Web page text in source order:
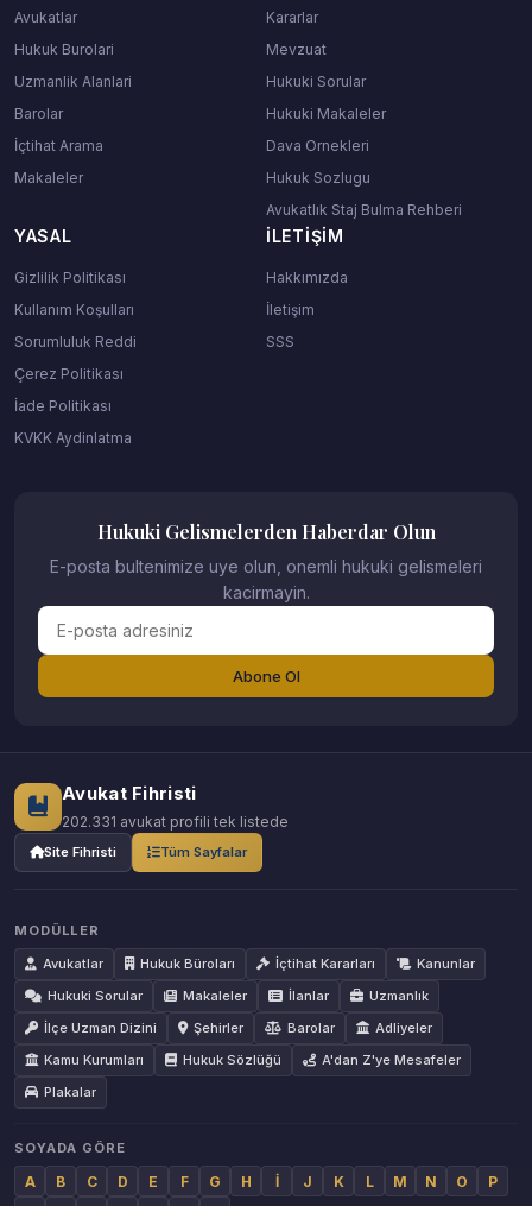
Avukatlar
Hukuk Burolari
Uzmanlik Alanlari
Barolar
İçtihat Arama
Makaleler
Kararlar
Mevzuat
Hukuki Sorular
Hukuki Makaleler
Dava Ornekleri
Hukuk Sozlugu
Avukatlık Staj Bulma Rehberi
YASAL
Gizlilik Politikası
Kullanım Koşulları
Sorumluluk Reddi
Çerez Politikası
İade Politikası
KVKK Aydinlatma
İLETIŞIM
Hakkımızda
İletişim
SSS
Hukuki Gelismelerden Haberdar Olun
E-posta bultenimize uye olun, onemli hukuki gelismeleri
kacirmayin.
Abone Ol
Avukat Fihristi
202.331 avukat profili tek listede
Site Fihristi Tüm Sayfalar
MODÜLLER
Avukatlar
Hukuk Büroları İçtihat Kararları
Kanunlar
Hukuki Sorular
Makaleler İlanlar
Uzmanlık
İlçe Uzman Dizini
Şehirler Barolar
Adliyeler
Kamu Kurumları
Hukuk Sözlüğü
A'dan Z'ye Mesafeler
Plakalar
SOYADA GÖRE
A B C D E F G H İ J K L M N O
P